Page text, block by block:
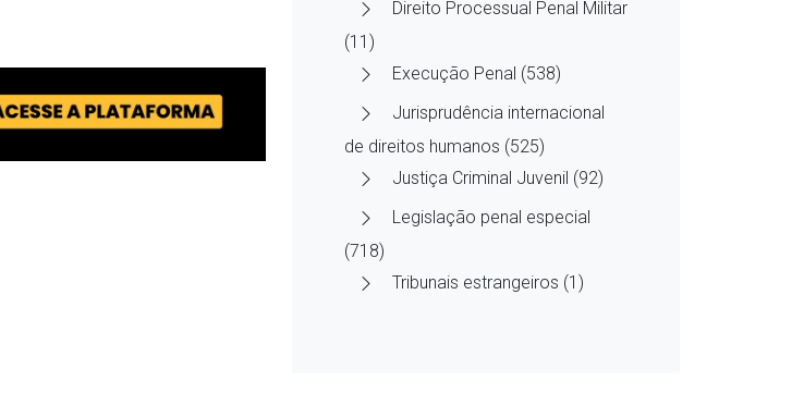
Direito Processual Penal Militar
(11)
Execução Penal (538)
Jurisprudência internacional
de direitos humanos (525)
Justiça Criminal Juvenil (92)
Legislação penal especial
(718)
Tribunais estrangeiros (1)